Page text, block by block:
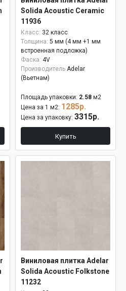
Solida Acoustic Ceramic
11936
Класс: 32 класс
Толщина: 5 мм (4 мм +1 мм
встроенная подложка)
Фаска: 4V
Производитель Adelar
(Вьетнам)
Площадь упаковки: 2.58 м2
Цена за 1 м2: 1285р.
Цена за упаковку: 3315р.
Купить
Виниловая плитка Adelar
Solida Acoustic Folkstone
11232